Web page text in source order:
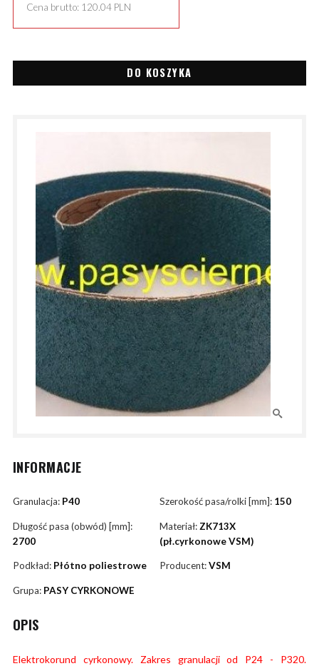
Cena brutto: 120.04 PLN
DO KOSZYKA
INFORMACJE
Granulacja: P40 Szerokość pasa/rolki [mm]: 150
Długość pasa (obwód) [mm]:
2700
Materiał: ZK713X
(pł.cyrkonowe VSM)
Podkład: Płótno poliestrowe Producent:VSM
Grupa: PASY CYRKONOWE
OPIS
Elektrokorund cyrkonowy. Zakres granulacji od P24 - P320.